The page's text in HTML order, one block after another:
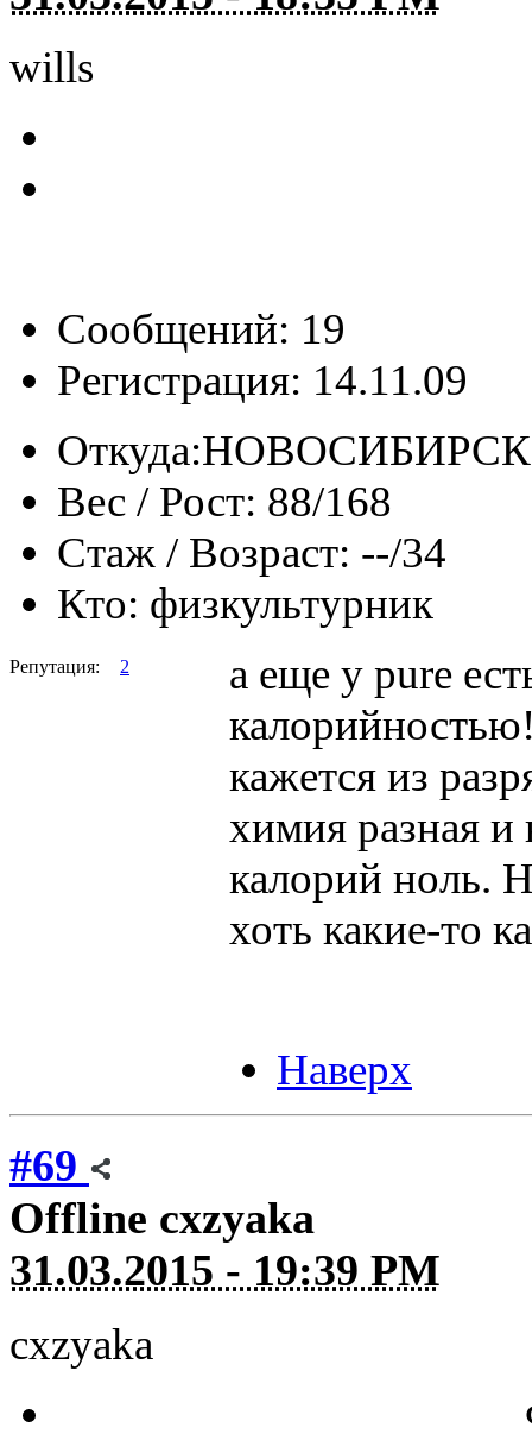
wills
Сообщений: 19
Регистрация: 14.11.09
Откуда:НОВОСИБИРСК
Вес / Рост: 88/168
Стаж / Возраст: --/34
Кто: физкультурник
Репутация: 2
а еще у pure
кажется из
химия разная и
калорий ноль.
хоть какие-то
Наверх
#69
Offline cxzyaka
31.03.2015 - 19:39 PM
cxzyaka